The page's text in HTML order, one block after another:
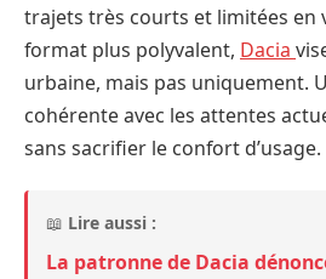
trajets très courts et limitées en
format plus polyvalent, Dacia
urbaine, mais pas uniquement.
cohérente avec les attentes
sans sacrifier le confort d’usage.
📖 Lire aussi :
La patronne de Dacia